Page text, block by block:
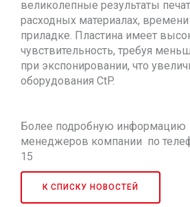
великолепные результаты
расходных материалах,
приладке. Пластина имеет
чувствительность, требуя
при экспонировании, что
оборудования CtP.
Более подробную информацию
менеджеров компании по
15
К СПИСКУ НОВОСТЕЙ